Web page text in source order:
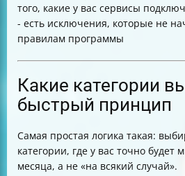
того, какие у вас сервисы
- есть исключения, которые не
правилам программы
Какие категории
быстрый принцип
Самая простая логика такая:
категории, где у вас точно будет
месяца, а не «на всякий случай».